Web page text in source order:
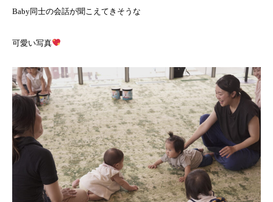
Baby同士の会話が聞こえてきそうな
可愛い写真